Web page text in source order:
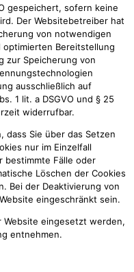
gespeichert, sofern keine
Der Websitebetreiber hat
von notwendigen
Bereitstellung
zur Speicherung von
ausschließlich auf
1 lit. a DSGVO und § 25
widerrufbar.
dass Sie über das Setzen
nur im Einzelfall
bestimmte Fälle oder
Löschen der Cookies
Bei der Deaktivierung von
eingeschränkt sein.
Website eingesetzt werden,
entnehmen.